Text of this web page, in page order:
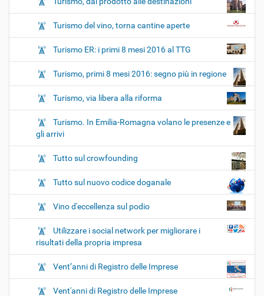
Turismo del vino, torna cantine aperte
Turismo ER: i primi 8 mesi 2016 al TTG
Turismo, primi 8 mesi 2016: segno più in regione
Turismo, via libera alla riforma
Turismo. In Emilia-Romagna volano le presenze e
gli arrivi
Tutto sul crowfounding
Tutto sul nuovo codice doganale
Vino d'eccellenza sul podio
Utilizzare i social network per migliorare i
risultati della propria impresa
Vent’anni di Registro delle Imprese
Vent'anni di Registro delle Imprese